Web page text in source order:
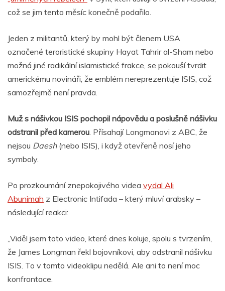
což se jim tento měsíc konečně podařilo.
Jeden z militantů, který by mohl být členem USA
označené teroristické skupiny Hayat Tahrir al-Sham nebo
možná jiné radikální islamistické frakce, se pokouší tvrdit
americkému novináři, že emblém nereprezentuje ISIS, což
samozřejmě není pravda.
Muž s nášivkou ISIS pochopil nápovědu a poslušně nášivku
odstranil před kamerou . Přísahají Longmanovi z ABC, že
nejsou Daesh (nebo ISIS), i když otevřeně nosí jeho
symboly.
Po prozkoumání znepokojivého videa vydal Ali
Abunimah z Electronic Intifada – který mluví arabsky –
následující reakci:
„Viděl jsem toto video, které dnes koluje, spolu s tvrzením,
že James Longman řekl bojovníkovi, aby odstranil nášivku
ISIS. To v tomto videoklipu nedělá. Ale ani to není moc
konfrontace.